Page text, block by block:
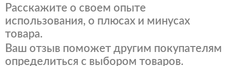
Расскажите о своем опыте
использования, о плюсах и минусах
товара.
Ваш отзыв поможет другим покупателям
определиться с выбором товаров.